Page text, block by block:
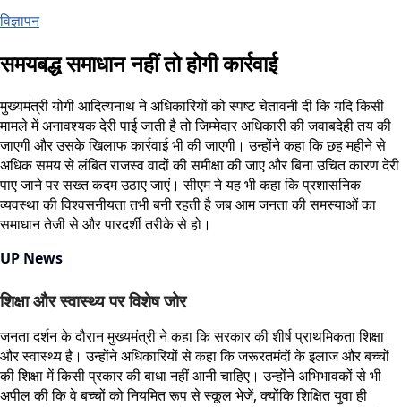
विज्ञापन
समयबद्ध समाधान नहीं तो होगी कार्रवाई
मुख्यमंत्री योगी आदित्यनाथ ने अधिकारियों को स्पष्ट चेतावनी दी कि यदि किसी
मामले में अनावश्यक देरी पाई जाती है तो जिम्मेदार अधिकारी की जवाबदेही तय की
जाएगी और उसके खिलाफ कार्रवाई भी की जाएगी। उन्होंने कहा कि छह महीने से
अधिक समय से लंबित राजस्व वादों की समीक्षा की जाए और बिना उचित कारण देरी
पाए जाने पर सख्त कदम उठाए जाएं। सीएम ने यह भी कहा कि प्रशासनिक
व्यवस्था की विश्वसनीयता तभी बनी रहती है जब आम जनता की समस्याओं का
समाधान तेजी से और पारदर्शी तरीके से हो।
UP News
शिक्षा और स्वास्थ्य पर विशेष जोर
जनता दर्शन के दौरान मुख्यमंत्री ने कहा कि सरकार की शीर्ष प्राथमिकता शिक्षा
और स्वास्थ्य है। उन्होंने अधिकारियों से कहा कि जरूरतमंदों के इलाज और बच्चों
की शिक्षा में किसी प्रकार की बाधा नहीं आनी चाहिए। उन्होंने अभिभावकों से भी
अपील की कि वे बच्चों को नियमित रूप से स्कूल भेजें, क्योंकि शिक्षित युवा ही